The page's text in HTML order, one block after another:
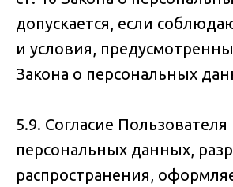
допускается, если
и условия,
Закона о персональных
5.9. Согласие
персональных данных,
распространения,